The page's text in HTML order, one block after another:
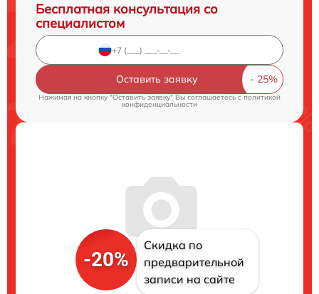
Бесплатная консультация со
специалистом
Оставить заявку
Нажимая на кнопку "Оставить заявку" Вы соглашаетесь cполитикой
конфиденциальности
-20%
Скидка по
предварительной
записи на сайте